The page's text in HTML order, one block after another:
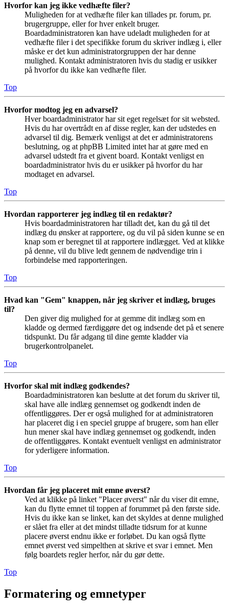
Hvorfor kan jeg ikke vedhæfte filer?
Muligheden for at vedhæfte filer kan tillades pr. forum, pr.
brugergruppe, eller for hver enkelt bruger.
Boardadministratoren kan have udeladt muligheden for at
vedhæfte filer i det specifikke forum du skriver indlæg i, eller
måske er det kun administratorgruppen der har denne
mulighed. Kontakt administratoren hvis du stadig er usikker
på hvorfor du ikke kan vedhæfte filer.
Top
Hvorfor modtog jeg en advarsel?
Hver boardadministrator har sit eget regelsæt for sit websted.
Hvis du har overtrådt en af disse regler, kan der udstedes en
advarsel til dig. Bemærk venligst at det er administratorens
beslutning, og at phpBB Limited intet har at gøre med en
advarsel udstedt fra et givent board. Kontakt venligst en
boardadministrator hvis du er usikker på hvorfor du har
modtaget en advarsel.
Top
Hvordan rapporterer jeg indlæg til en redaktør?
Hvis boardadministratoren har tilladt det, kan du gå til det
indlæg du ønsker at rapportere, og du vil på siden kunne se en
knap som er beregnet til at rapportere indlægget. Ved at klikke
på denne, vil du blive ledt gennem de nødvendige trin i
forbindelse med rapporteringen.
Top
Hvad kan "Gem" knappen, når jeg skriver et indlæg, bruges
til?
Den giver dig mulighed for at gemme dit indlæg som en
kladde og dermed færdiggøre det og indsende det på et senere
tidspunkt. Du får adgang til dine gemte kladder via
brugerkontrolpanelet.
Top
Hvorfor skal mit indlæg godkendes?
Boardadministratoren kan beslutte at det forum du skriver til,
skal have alle indlæg gennemset og godkendt inden de
offentliggøres. Der er også mulighed for at administratoren
har placeret dig i en speciel gruppe af brugere, som han eller
hun mener skal have indlæg gennemset og godkendt, inden
de offentliggøres. Kontakt eventuelt venligst en administrator
for yderligere information.
Top
Hvordan får jeg placeret mit emne øverst?
Ved at klikke på linket "Placer øverst" når du viser dit emne,
kan du flytte emnet til toppen af forummet på den første side.
Hvis du ikke kan se linket, kan det skyldes at denne mulighed
er slået fra eller at det mindst tilladte tidsrum for at kunne
placere øverst endnu ikke er forløbet. Du kan også flytte
emnet øverst ved simpelthen at skrive et svar i emnet. Men
følg boardets regler herfor, når du gør dette.
Top
Formatering og emnetyper